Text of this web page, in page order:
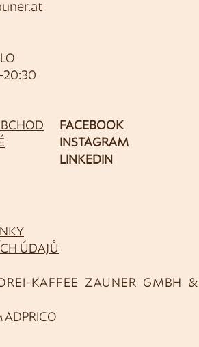
FACEBOOK
INSTAGRAM
LINKEDIN
KAFFEE ZAUNER GMBH &
ÚDAJŮ
ADPRICO